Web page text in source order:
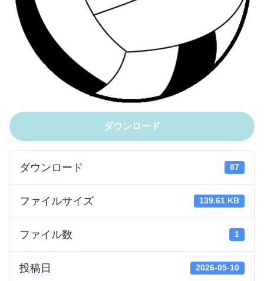
ダウンロード
ダウンロード 87
ファイルサイズ 139.61 KB
ファイル数 1
投稿日 2026-05-10